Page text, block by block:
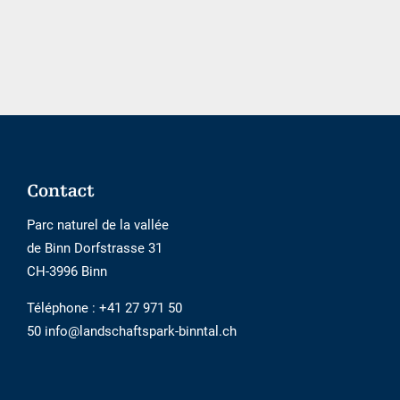
Footer
Contact
Parc naturel de la vallée
de Binn Dorfstrasse 31
CH-3996 Binn
Téléphone : +41 27 971 50
50 info@landschaftspark-binntal.ch